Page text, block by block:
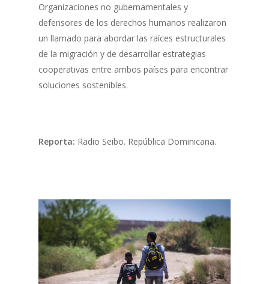
Organizaciones no gubernamentales y
defensores de los derechos humanos realizaron
un llamado para abordar las raíces estructurales
de la migración y de desarrollar estrategias
cooperativas entre ambos países para encontrar
soluciones sostenibles.
Reporta: Radio Seibo. República Dominicana.